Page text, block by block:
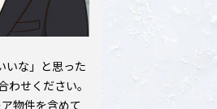
いな」と思った
わせください。
物件を含めて